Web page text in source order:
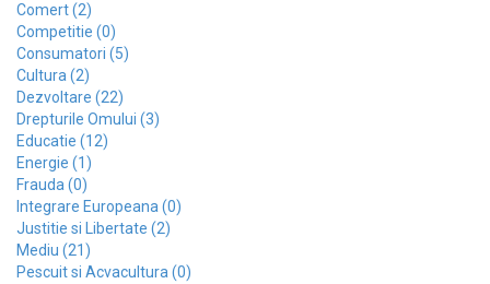
Comert (2)
Competitie (0)
Consumatori (5)
Cultura (2)
Dezvoltare (22)
Drepturile Omului (3)
Educatie (12)
Energie (1)
Frauda (0)
Integrare Europeana (0)
Justitie si Libertate (2)
Mediu (21)
Pescuit si Acvacultura (0)